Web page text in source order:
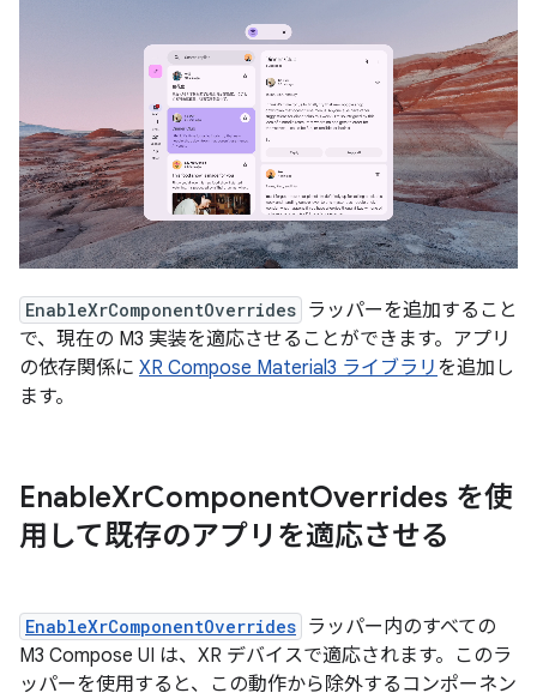
EnableXrComponentOverrides ラッパーを追加すること
で、現在の M3 実装を適応させることができます。アプリ
の依存関係に XR Compose Material3 ライブラリ を追加し
ます。
EnableXrComponentOverrides を使
用して既存のアプリを適応させる
EnableXrComponentOverrides ラッパー内のすべての
M3 Compose UI は、XR デバイスで適応されます。このラ
ッパーを使用すると、この動作から除外するコンポーネン